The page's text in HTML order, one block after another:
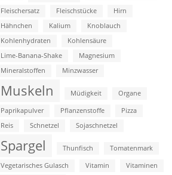
Fleischersatz Fleischstücke
Hirn
Hähnchen
Kalium
Knoblauch
Kohlenhydraten
Kohlensäure
Lime-Banana-Shake
Magnesium
Mineralstoffen
Minzwasser
Muskeln Müdigkeit Organe
Paprikapulver Pflanzenstoffe
Pizza
Reis
Schnetzel Sojaschnetzel
Spargel Thunfisch Tomatenmark
Vegetarisches Gulasch Vitamin Vitaminen